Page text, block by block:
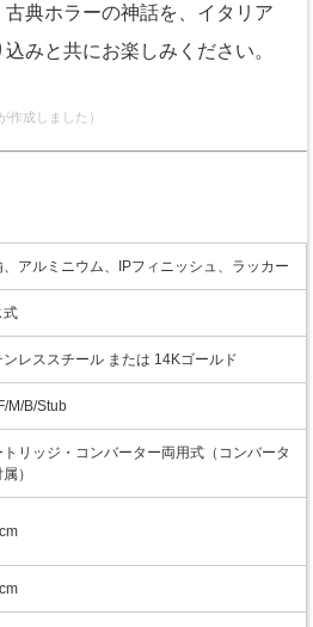
典ホラーの神話を、イタリア
みと共にお楽しみください。
作成しました）
、アルミニウム、IPフィニッシュ、ラッカー
式
ンレススチール または 14Kゴールド
M/B/Stub
トリッジ・コンバーター両用式（コンバータ
）